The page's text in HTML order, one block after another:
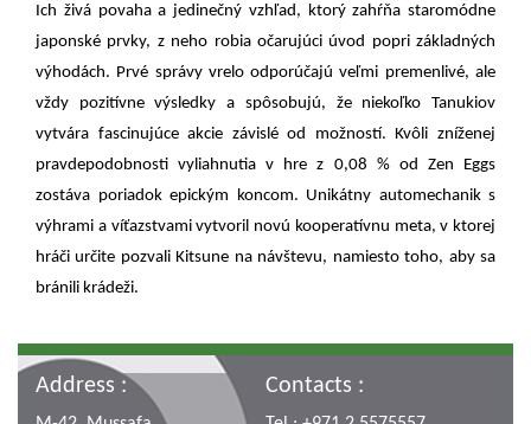
Ich živá povaha a jedinečný vzhľad, ktorý zahŕňa staromódne
japonské prvky, z neho robia očarujúci úvod popri základných
výhodách. Prvé správy vrelo odporúčajú veľmi premenlivé, ale
vždy pozitívne výsledky a spôsobujú, že niekoľko Tanukiov
vytvára fascinujúce akcie závislé od možností. Kvôli zníženej
pravdepodobnosti vyliahnutia v hre z 0,08 % od Zen Eggs
zostáva poriadok epickým koncom. Unikátny automechanik s
výhrami a víťazstvami vytvoril novú kooperatívnu meta, v ktorej
hráči určite pozvali Kitsune na návštevu, namiesto toho, aby sa
bránili krádeži.
Address : Contacts :